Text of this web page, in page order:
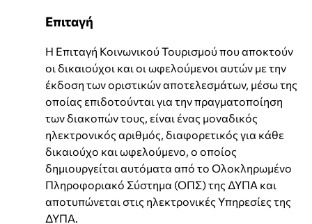
Επιταγή
Η Επιταγή Κοινωνικού Τουρισμού που αποκτούν
οι δικαιούχοι και οι ωφελούμενοι αυτών με την
έκδοση των οριστικών αποτελεσμάτων, μέσω της
οποίας επιδοτούνται για την πραγματοποίηση
των διακοπών τους, είναι ένας μοναδικός
ηλεκτρονικός αριθμός, διαφορετικός για κάθε
δικαιούχο και ωφελούμενο, ο οποίος
δημιουργείται αυτόματα από το Ολοκληρωμένο
Πληροφοριακό Σύστημα (ΟΠΣ) της ΔΥΠΑ και
αποτυπώνεται στις ηλεκτρονικές Υπηρεσίες της
ΔΥΠΑ.